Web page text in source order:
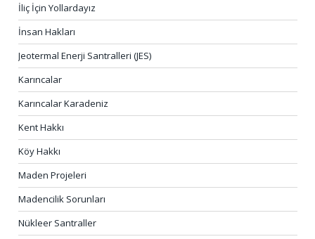
İliç İçin Yollardayız
İnsan Hakları
Jeotermal Enerji Santralleri (JES)
Karıncalar
Karıncalar Karadeniz
Kent Hakkı
Köy Hakkı
Maden Projeleri
Madencilik Sorunları
Nükleer Santraller